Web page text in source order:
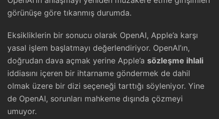
görünüşe göre tıkanmış durumda.
Eksikliklerin bir sonucu olarak OpenAI, Apple’a karşı
yasal işlem başlatmayı değerlendiriyor. OpenAI’ın,
doğrudan dava açmak yerine Apple’a sözleşme ihlali
iddiasını içeren bir ihtarname göndermek de dahil
olmak üzere bir dizi seçeneği tarttığı söyleniyor. Yine
de OpenAI, sorunları mahkeme dışında çözmeyi
umuyor.